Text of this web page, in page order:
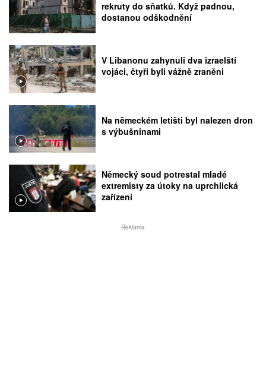
rekruty do sňatků. Když padnou,
dostanou odškodnění
V Libanonu zahynuli dva izraelští
vojáci, čtyři byli vážně zraněni
Na německém letišti byl nalezen dron
s výbušninami
Německý soud potrestal mladé
extremisty za útoky na uprchlická
zařízení
Reklama